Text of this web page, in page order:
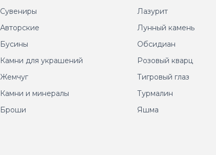
Сувениры
Авторские
Бусины
Камни для украшений
Жемчуг
Камни и минералы
Броши
Лазурит
Лунный камень
Обсидиан
Розовый кварц
Тигровый глаз
Турмалин
Яшма